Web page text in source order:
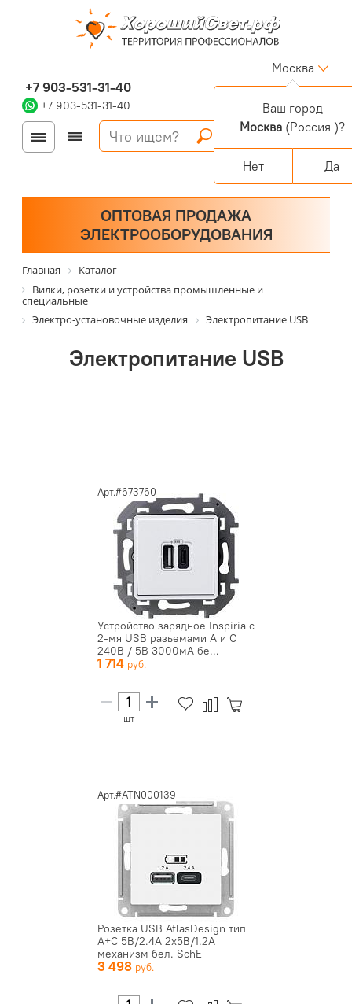
+7 903-531-31-40
+7 903-531-31-40
Москва
Войти
Регистрация
Корзина
0 позиций
Персональный раздел
ОПТОВАЯ ПРОДАЖА
ЭЛЕКТРООБОРУДОВАНИЯ
Главная
Каталог
Вилки, розетки и устройства промышленные и
специальные
Электро-установочные изделия
Электропитание USB
Электропитание USB
Арт.#673760
Устройство зарядное Inspiria с
2-мя USB разьемами A и C
240В / 5В 3000мА бе...
1 714
шт
Арт.#ATN000139
Розетка USB AtlasDesign тип
A+C 5В/2.4А 2х5В/1.2А
механизм бел. SchE
ATN000...
3 498
Ваш город
Москва (Россия )?
Нет Да